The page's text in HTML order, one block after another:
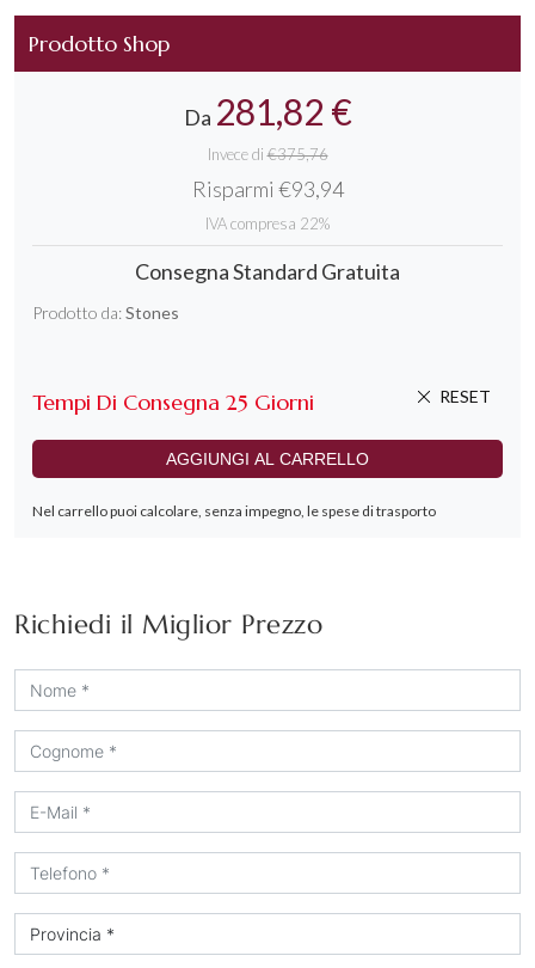
Richiedi il Miglior Prezzo